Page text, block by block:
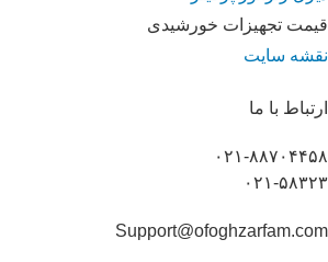
قیمت تجهیزات خورشیدی
نقشه سایت
ارتباط با ما
۰۲۱-۸۸۷۰۴۴۵۸
۰۲۱-۵۸۳۲۳
Support@ofoghzarfam.com